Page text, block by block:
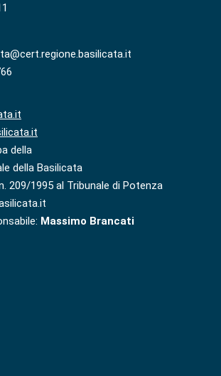
della
della Basilicata
209/1995 al Tribunale di Potenza
Massimo Brancati